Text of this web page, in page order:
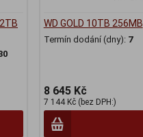
WD GOLD 10TB 256MB
Termín dodání (dny): 7
8 645 Kč
7 144 Kč (bez DPH:)